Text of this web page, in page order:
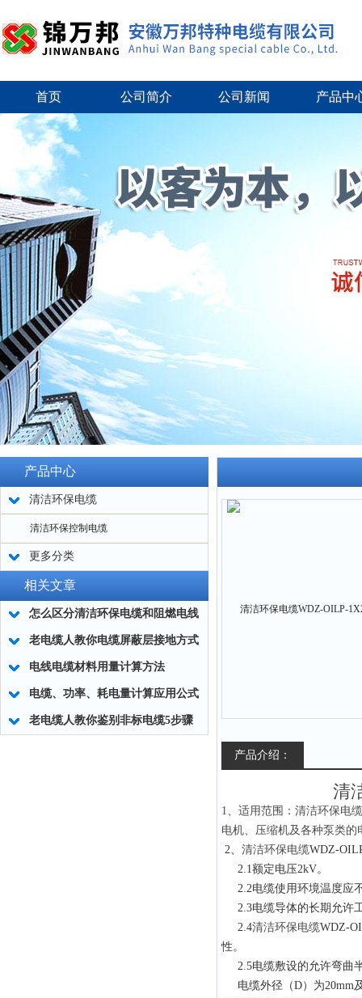
首页 公司简介 公司新闻 产品中
产品中心
清洁环保电缆
清洁环保控制电缆
更多分类
相关文章
怎么区分清洁环保电缆和阻燃电线
老电缆人教你电缆屏蔽层接地方式
电线电缆材料用量计算方法
电缆、功率、耗电量计算应用公式
老电缆人教你鉴别非标电缆5步骤
产品介绍：
清
1、适用范围：清洁环保电
电机、压缩机及各种泵类
2、 清洁环保电缆WDZ-
2.1额定电压2kV。
2.2电缆使用环境温度应
2.3电缆导体的长期允许
2.4清洁环保电缆WDZ-
性。
2.5电缆敷设的允许弯曲
电缆外径（D）为20mm